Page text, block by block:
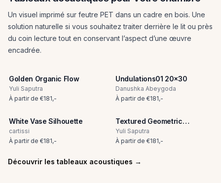
Un visuel imprimé sur feutre PET dans un cadre en bois. Une
solution naturelle si vous souhaitez traiter derrière le lit ou près
du coin lecture tout en conservant l’aspect d’une œuvre
encadrée.
Golden Organic Flow
Yuli Saputra
À partir de €181,-
Undulations01 20x30
Danushka Abeygoda
À partir de €181,-
White Vase Silhouette
cartissi
À partir de €181,-
Textured Geometric
Abstract
Yuli Saputra
À partir de €181,-
Découvrir les tableaux acoustiques →